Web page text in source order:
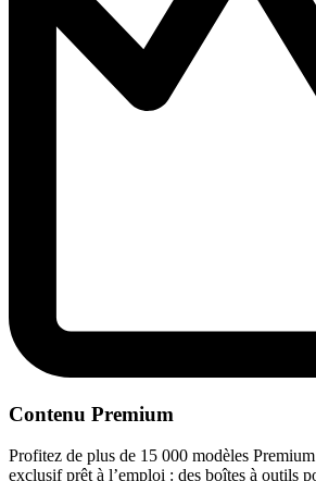
Contenu Premium
Profitez de plus de 15 000 modèles
exclusif prêt à l’emploi : des boîtes à outils